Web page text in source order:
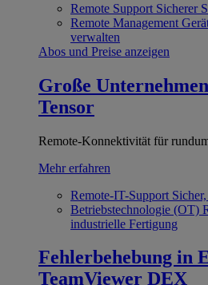
Remote Support Sicherer
Remote Management
verwalten
Abos und Preise anzeigen
Große Unternehmen
Tensor
Remote-Konnektivität für
Mehr erfahren
Remote-IT-Support
Betriebstechnologie (OT)
industrielle Fertigung
Fehlerbehebung in
TeamViewer DEX